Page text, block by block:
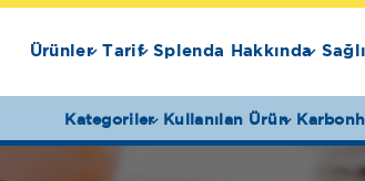
Ürünler Tarif Splenda Hakkında
Kategoriler Kullanılan Ürün